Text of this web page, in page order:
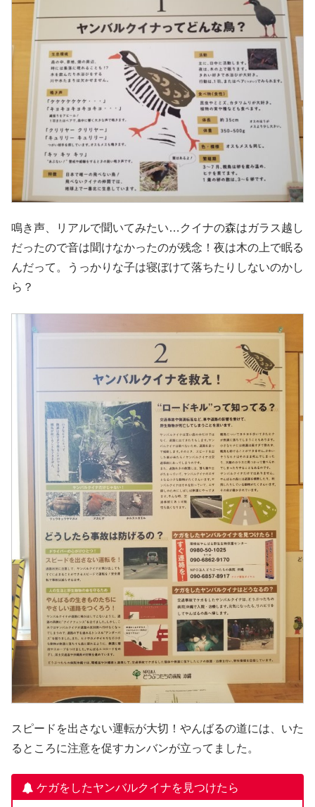
鳴き声、リアルで聞いてみたい…クイナの森はガラス越し
だったので音は聞けなかったのが残念！夜は木の上で眠る
んだって。うっかりな子は寝ぼけて落ちたりしないのかし
ら？
スピードを出さない運転が大切！やんばるの道には、いた
るところに注意を促すカンバンが立ってました。
ケガをしたヤンバルクイナを見つけたら